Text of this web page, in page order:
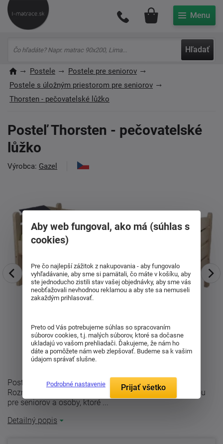
Hľadať
Môj účet
Postele
Postele pre seniorov
Postele s úložným priestorom pre seniorov
Thorsten - pečovatelské lůžko
Posteľ Thorsten - pečovatelské
lůžko
Výrobca: Gazel
Posteľ z masívu Thorsten 90 - Opatrovateľské lôžko
Rozmery: 90x200 cm Posteľ Thorsten je ideálnou voľbou
pre seniorov a osoby, ktoré ...
Detailný popis
Aby web fungoval, ako má (súhlas s
cookies)
Pre čo najlepší zážitok z nakupovania - aby fungovalo
vyhľadávanie, aby sme si pamätali, čo máte v košíku, aby
ste jednoducho zistili stav vašej objednávky, aby sme vás
neobťažovali nevhodnou reklamou a aby ste sa nemuseli
zakaždým prihlasovať.
Preto od Vás potrebujeme súhlas so spracovaním
súborov cookies, t.j. malých súborov, ktoré sa dočasne
ukladajú vo vašom prehliadači. Ďakujeme, že nám ho
dáte a pomôžete nám web zlepšovať. Budeme sa k vašim
údajom správať slušne.
Podrobné nastavenie Prijať všetko